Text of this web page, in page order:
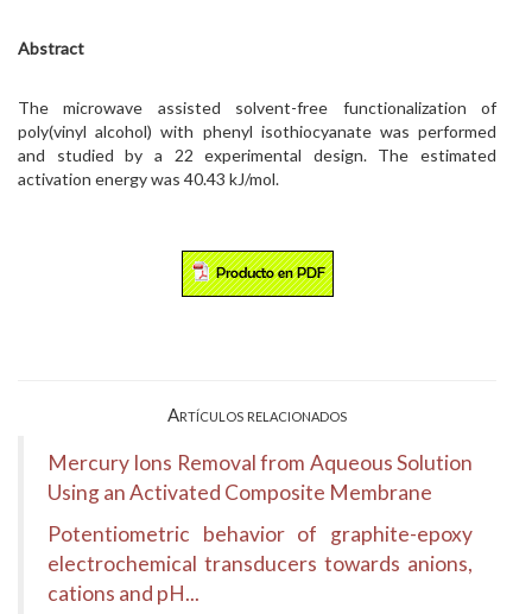
Abstract
The microwave assisted solvent-free functionalization of
poly(vinyl alcohol) with phenyl isothiocyanate was performed
and studied by a 22 experimental design. The estimated
activation energy was 40.43 kJ/mol.
Artículos relacionados
Mercury Ions Removal from Aqueous Solution
Using an Activated Composite Membrane
Potentiometric behavior of graphite-epoxy
electrochemical transducers towards anions,
cations and pH...